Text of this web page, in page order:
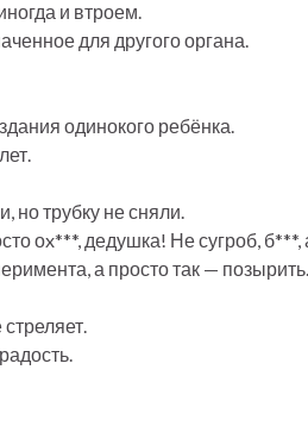
и втроем.
для другого органа.
одинокого ребёнка.
но трубку не сняли.
оx***, дедушка! Не сугроб,
а просто так —